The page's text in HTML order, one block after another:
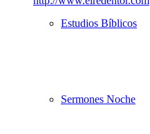
Estudios Bíblicos
Sermones Noche